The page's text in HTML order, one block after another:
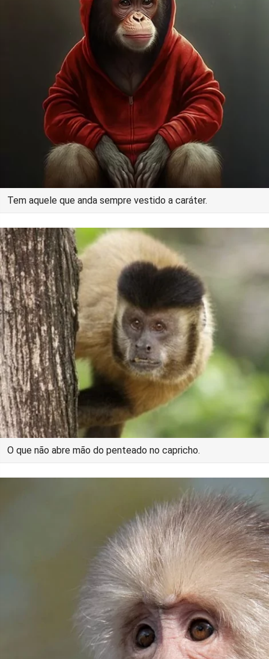
Tem aquele que anda sempre vestido a caráter.
O que não abre mão do penteado no capricho.